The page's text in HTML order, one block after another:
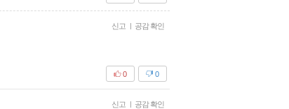
신고 | 공감 확인
0
0
신고 | 공감 확인